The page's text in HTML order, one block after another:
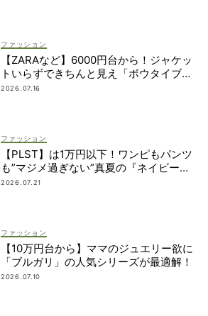
ファッション
【ZARAなど】6000円台から！ジャケッ
トいらずできちんと見え「ボウタイブラ
ウス」4選
2026.07.16
ファッション
【PLST】は1万円以下！ワンピもパンツ
も”マジメ過ぎない”真夏の『ネイビー
服』６選
2026.07.21
ファッション
【10万円台から】ママのジュエリー欲に
「ブルガリ」の人気シリーズが最適解！
2026.07.10